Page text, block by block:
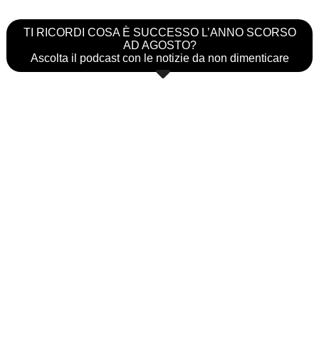
TI RICORDI COSA È SUCCESSO L’ANNO SCORSO
AD AGOSTO?
Ascolta il podcast con le notizie da non dimenticare